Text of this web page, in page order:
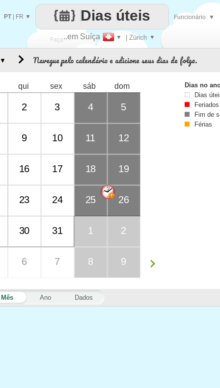
Faça..em Suíça ▼ | Zürich ▼
Dias úteis
PT| FR ▼ Funcionário ▼
Navegue pelo calendário e adicione seus dias de folga.
Mês Ano Dados
qui sex sáb dom
2 3 4 5
9 10 11 12
16 17 18 19
23 24 25 26
30 31 1 2
6 7 8 9
▼
Dias no
Dias
Feriados
Fim de
Férias